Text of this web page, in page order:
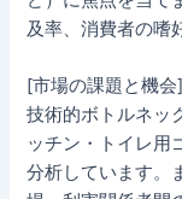
及率、消費者の嗜
[市場の課題と機会]
技術的ボトルネッ
ッチン・トイレ用
分析しています。